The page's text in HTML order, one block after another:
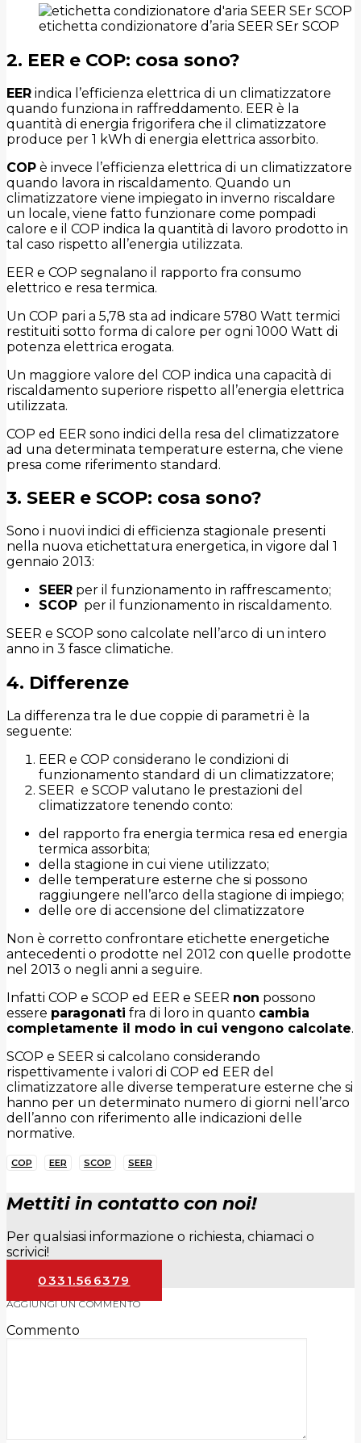
etichetta condizionatore d’aria SEER SEr SCOP
2. EER e COP: cosa sono?
EER indica l’efficienza elettrica di un climatizzatore
quando funziona in raffreddamento. EER è la
quantità di energia frigorifera che il climatizzatore
produce per 1 kWh di energia elettrica assorbito.
COP è invece l’efficienza elettrica di un climatizzatore
quando lavora in riscaldamento. Quando un
climatizzatore viene impiegato in inverno riscaldare
un locale, viene fatto funzionare come pompadi
calore e il COP indica la quantità di lavoro prodotto in
tal caso rispetto all’energia utilizzata.
EER e COP segnalano il rapporto fra consumo
elettrico e resa termica.
Un COP pari a 5,78 sta ad indicare 5780 Watt termici
restituiti sotto forma di calore per ogni 1000 Watt di
potenza elettrica erogata.
Un maggiore valore del COP indica una capacità di
riscaldamento superiore rispetto all’energia elettrica
utilizzata.
COP ed EER sono indici della resa del climatizzatore
ad una determinata temperature esterna, che viene
presa come riferimento standard.
3. SEER e SCOP: cosa sono?
Sono i nuovi indici di efficienza stagionale presenti
nella nuova etichettatura energetica, in vigore dal 1
gennaio 2013:
SEER per il funzionamento in raffrescamento;
SCOP per il funzionamento in riscaldamento.
SEER e SCOP sono calcolate nell’arco di un intero
anno in 3 fasce climatiche.
4. Differenze
La differenza tra le due coppie di parametri è la
seguente:
EER e COP considerano le condizioni di
funzionamento standard di un climatizzatore;
SEER e SCOP valutano le prestazioni del
climatizzatore tenendo conto:
del rapporto fra energia termica resa ed energia
termica assorbita;
della stagione in cui viene utilizzato;
delle temperature esterne che si possono
raggiungere nell’arco della stagione di impiego;
delle ore di accensione del climatizzatore
Non è corretto confrontare etichette energetiche
antecedenti o prodotte nel 2012 con quelle prodotte
nel 2013 o negli anni a seguire.
Infatti COP e SCOP ed EER e SEER non possono
essere paragonati fra di loro in quanto cambia
completamente il modo in cui vengono calcolate.
SCOP e SEER si calcolano considerando
rispettivamente i valori di COP ed EER del
climatizzatore alle diverse temperature esterne che si
hanno per un determinato numero di giorni nell’arco
dell’anno con riferimento alle indicazioni delle
normative.
COP EER SCOP SEER
Mettiti in contatto con noi!
Per qualsiasi informazione o richiesta, chiamaci o
scrivici!
0331.566379
AGGIUNGI UN COMMENTO
Commento